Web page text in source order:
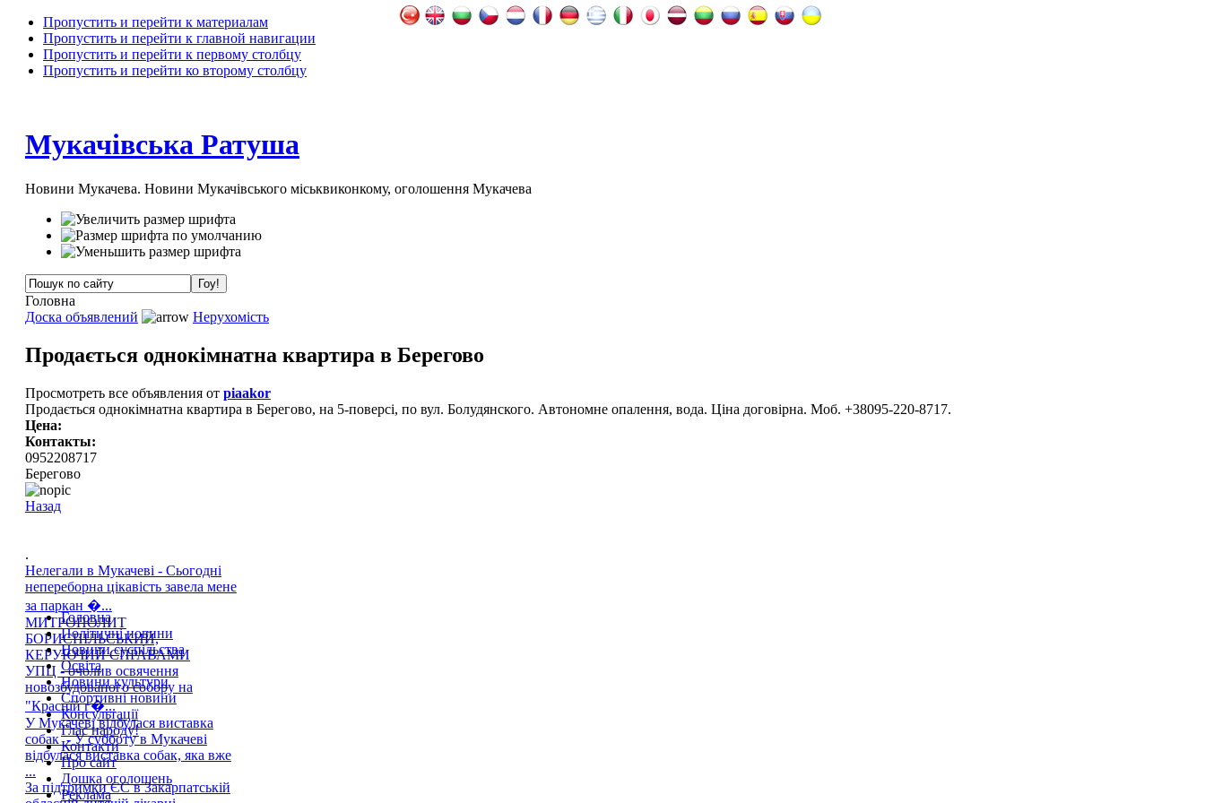
Пропустить и перейти к материалам
Пропустить и перейти к главной навигации
Пропустить и перейти к первому столбцу
Пропустить и перейти ко второму столбцу
Мукачівська Ратуша
Новини Мукачева. Новини Мукачівського міськвиконкому, оголошення Мукачева
Головна
Доска объявлений
Нерухомість
Продається однокімнатна квартира в Берегово
Просмотреть все объявления от piaakor
Продається однокімнатна квартира в Берегово, на 5-поверсі, по вул. Болудянского. Автономне опалення, вода. Ціна договірна. Моб. +38095-220-8717.
Цена:
Контакты:
0952208717
Берегово
Назад
.
Нелегали в Мукачеві - Сьогодні
непереборна цікавість завела мене
за паркан �...
МИТРОПОЛИТ
БОРИСПІЛЬСЬКИЙ,
КЕРУЮЧИЙ СПРАВАМИ
УПЦ - очолив освячення
новозбудованого собору на
"Красній г�...
У Мукачеві відбулася виставка
собак - У субботу в Мукачеві
відбулася виставка собак, яка вже
...
За підтримки ЄС в Закарпатській
Головна
Політичні новини
Новини суспільства
Освіта
Новини культури
Спортивні новини
Консультації
Глас народу!
Контакти
Про сайт
Дошка оголошень
Реклама